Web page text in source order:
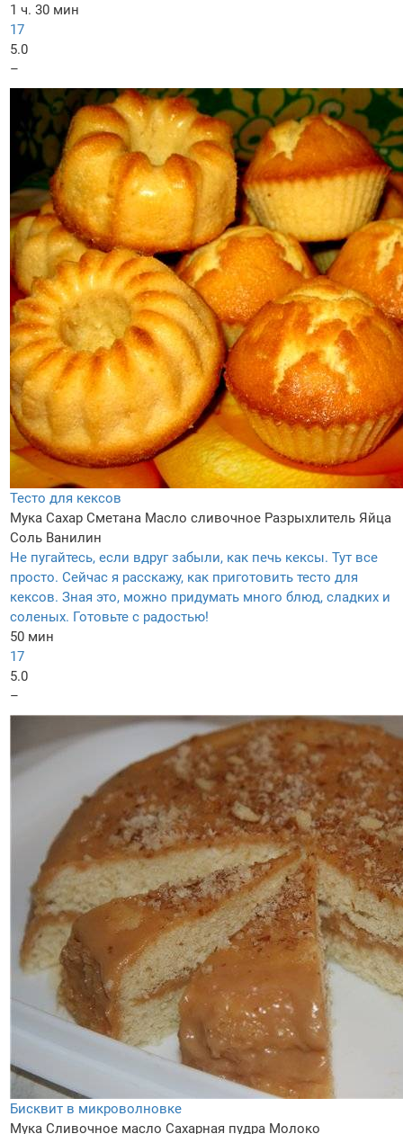
1 ч. 30 мин
17
5.0
–
Тесто для кексов
Мука Сахар Сметана Масло сливочное Разрыхлитель Яйца
Соль Ванилин
Не пугайтесь, если вдруг забыли, как печь кексы. Тут все
просто. Сейчас я расскажу, как приготовить тесто для
кексов. Зная это, можно придумать много блюд, сладких и
соленых. Готовьте с радостью!
50 мин
17
5.0
–
Бисквит в микроволновке
Мука Сливочное масло Сахарная пудра Молоко